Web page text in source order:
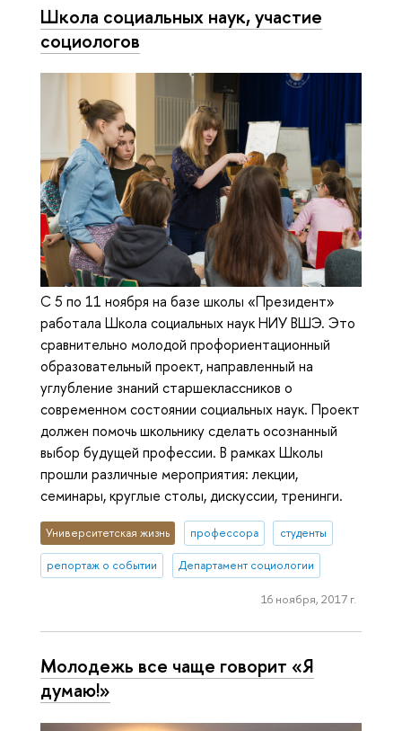
Школа социальных наук, участие
социологов
С 5 по 11 ноября на базе школы «Президент»
работала Школа социальных наук НИУ ВШЭ. Это
сравнительно молодой профориентационный
образовательный проект, направленный на
углубление знаний старшеклассников о
современном состоянии социальных наук. Проект
должен помочь школьнику сделать осознанный
выбор будущей профессии. В рамках Школы
прошли различные мероприятия: лекции,
семинары, круглые столы, дискуссии, тренинги.
Университетская жизнь профессора студенты
репортаж о событии Департамент социологии
16 ноября, 2017 г.
Молодежь все чаще говорит «Я
думаю!»